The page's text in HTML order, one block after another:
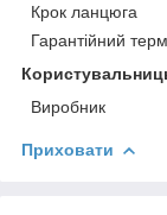
Крок ланцюга
Гарантійний
Виробник
Приховати